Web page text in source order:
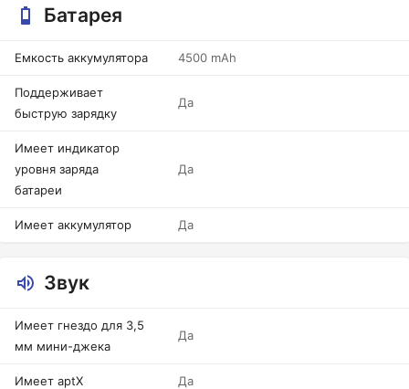
Батарея
Емкость аккумулятора 4500 mAh
Поддерживает
быструю зарядку
Да
Имеет индикатор
уровня заряда
батареи
Да
Имеет аккумулятор Да
Звук
Имеет гнездо для 3,5
мм мини-джека
Да
Имеет aptX Да